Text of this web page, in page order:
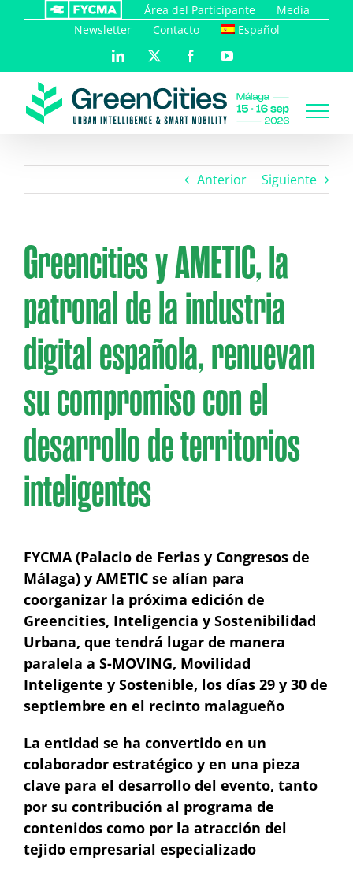
Área del Participante
Media
Newsletter
Contacto Español
LinkedIn FacebookYouTube
Anterior Siguiente
Greencities y AMETIC, la
patronal de la industria
digital española, renuevan
su compromiso con el
desarrollo de territorios
inteligentes
FYCMA (Palacio de Ferias y Congresos de
Málaga) y AMETIC se alían para
coorganizar la próxima edición de
Greencities, Inteligencia y Sostenibilidad
Urbana, que tendrá lugar de manera
paralela a S-MOVING, Movilidad
Inteligente y Sostenible, los días 29 y 30 de
septiembre en el recinto malagueño
La entidad se ha convertido en un
colaborador estratégico y en una pieza
clave para el desarrollo del evento, tanto
por su contribución al programa de
contenidos como por la atracción del
tejido empresarial especializado